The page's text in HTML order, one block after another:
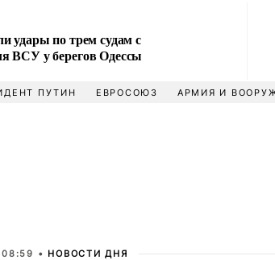
удары по трем судам с
ВСУ у берегов Одессы
ПУТИН ЕВРОСОЮЗ АРМИЯ И
• НОВОСТИ ДНЯ